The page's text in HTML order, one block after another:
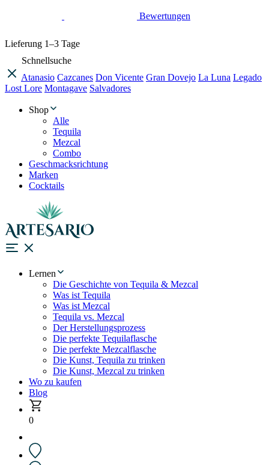
Bewertungen
Lieferung 1–3 Tage
Schnellsuche
Atanasio Cazcanes Don Vicente Gran Dovejo La Luna Legado
Lost Lore Montagave Salvadores
Shop
Alle
Tequila
Mezcal
Combo
Geschmacksrichtung
Marken
Cocktails
Lernen
Die Geschichte von Tequila & Mezcal
Was ist Tequila
Was ist Mezcal
Tequila vs. Mezcal
Der Herstellungsprozess
Die perfekte Tequilaflasche
Die perfekte Mezcalflasche
Die Kunst, Tequila zu trinken
Die Kunst, Mezcal zu trinken
Wo zu kaufen
Blog
0